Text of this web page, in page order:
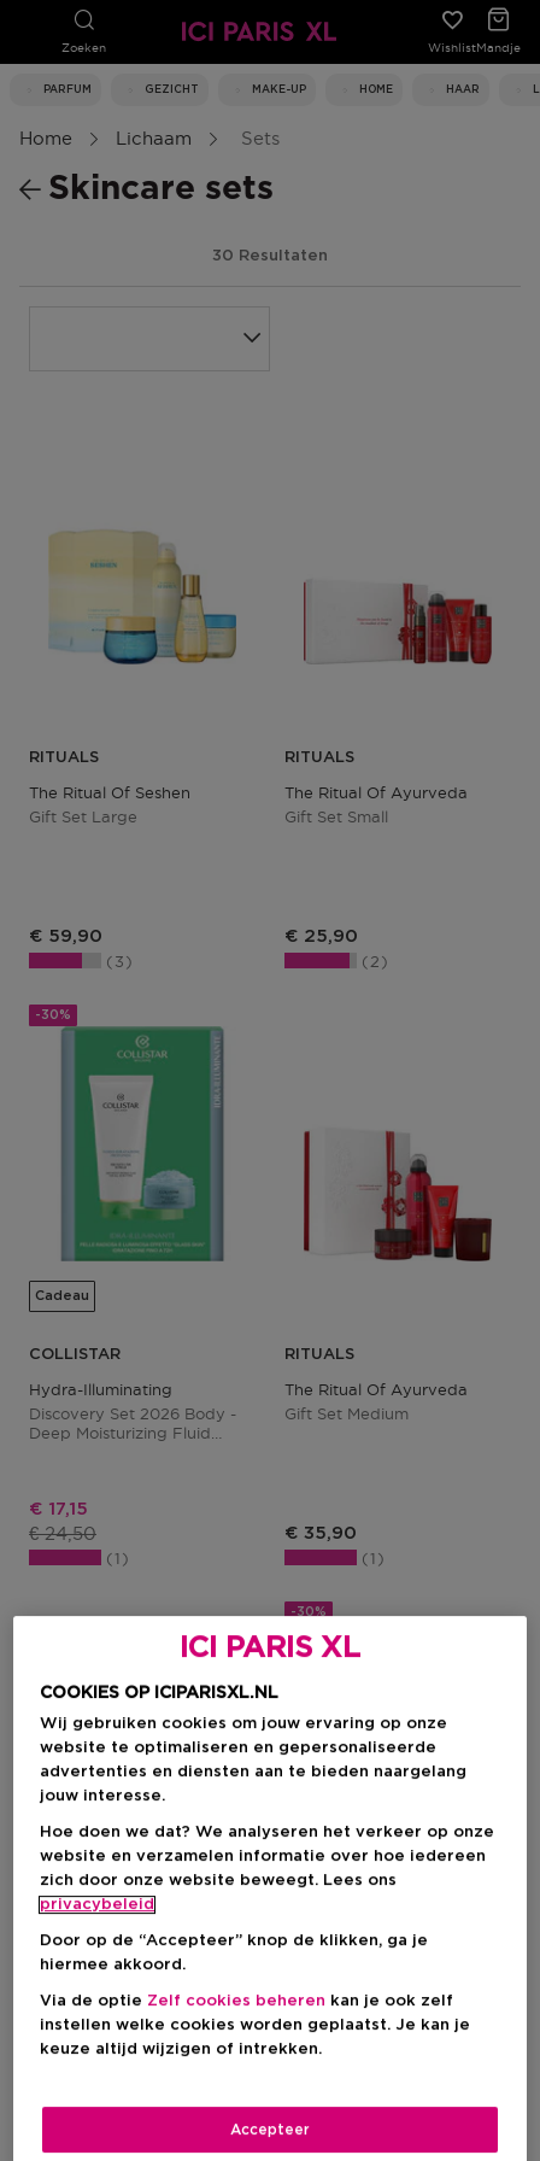
Zoeken WishlistMandje
PARFUM GEZICHT MAKE-UP HOME HAAR
Home Lichaam Sets
Skincare sets
30 Resultaten
RITUALS
The Ritual Of Seshen
Gift Set Large
€ 59,90
3
RITUALS
The Ritual Of Ayurveda
Gift Set Small
€ 25,90
2
-30%
Cadeau
COLLISTAR
Hydra-Illuminating
Discovery Set 2026 Body -
Deep Moisturizing Fluid
Kortingsprijs
€ 17,15
Productprijs
€ 24,50
1
RITUALS
The Ritual Of Ayurveda
Gift Set Medium
€ 35,90
1
RITUALS
Trial Set
1
-30%
Cadeau
COLLISTAR
Discovery Set 2026 Body -
Intensive Reshaping Firming
Cream 200ml+ Elasticizing
Kortingsprijs
€ 27,65
Productprijs
€ 39,50
ICI PARIS XL
COOKIES OP ICIPARISXL.NL
Wij gebruiken cookies om jouw ervaring op onze
website te optimaliseren en gepersonaliseerde
advertenties en diensten aan te bieden naargelang
jouw interesse.
Hoe doen we dat? We analyseren het verkeer op onze
website en verzamelen informatie over hoe iedereen
zich door onze website beweegt. Lees ons
privacybeleid
Door op de “Accepteer” knop de klikken, ga je
hiermee akkoord.
Via de optie Zelf cookies beheren kan je ook zelf
instellen welke cookies worden geplaatst. Je kan je
keuze altijd wijzigen of intrekken.
Accepteer